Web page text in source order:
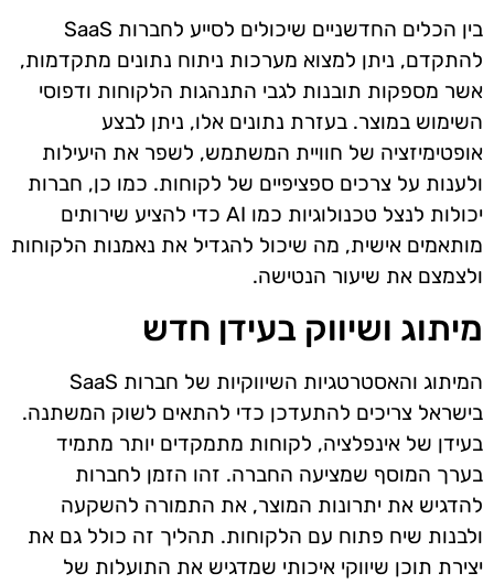
בין הכלים החדשניים שיכולים לסייע לחברות SaaS
להתקדם, ניתן למצוא מערכות ניתוח נתונים מתקדמות,
אשר מספקות תובנות לגבי התנהגות הלקוחות ודפוסי
השימוש במוצר. בעזרת נתונים אלו, ניתן לבצע
אופטימיזציה של חוויית המשתמש, לשפר את היעילות
ולענות על צרכים ספציפיים של לקוחות. כמו כן, חברות
יכולות לנצל טכנולוגיות כמו AI כדי להציע שירותים
מותאמים אישית, מה שיכול להגדיל את נאמנות הלקוחות
ולצמצם את שיעור הנטישה.
מיתוג ושיווק בעידן חדש
המיתוג והאסטרטגיות השיווקיות של חברות SaaS
בישראל צריכים להתעדכן כדי להתאים לשוק המשתנה.
בעידן של אינפלציה, לקוחות מתמקדים יותר מתמיד
בערך המוסף שמציעה החברה. זהו הזמן לחברות
להדגיש את יתרונות המוצר, את התמורה להשקעה
ולבנות שיח פתוח עם הלקוחות. תהליך זה כולל גם את
יצירת תוכן שיווקי איכותי שמדגיש את התועלות של